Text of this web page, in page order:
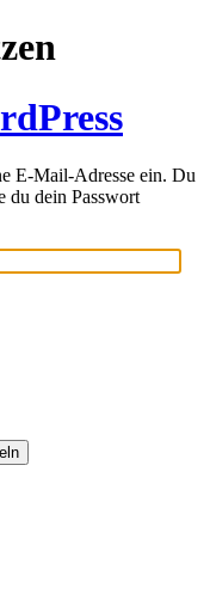
E-Mail-Adresse ein. Du
du dein Passwort